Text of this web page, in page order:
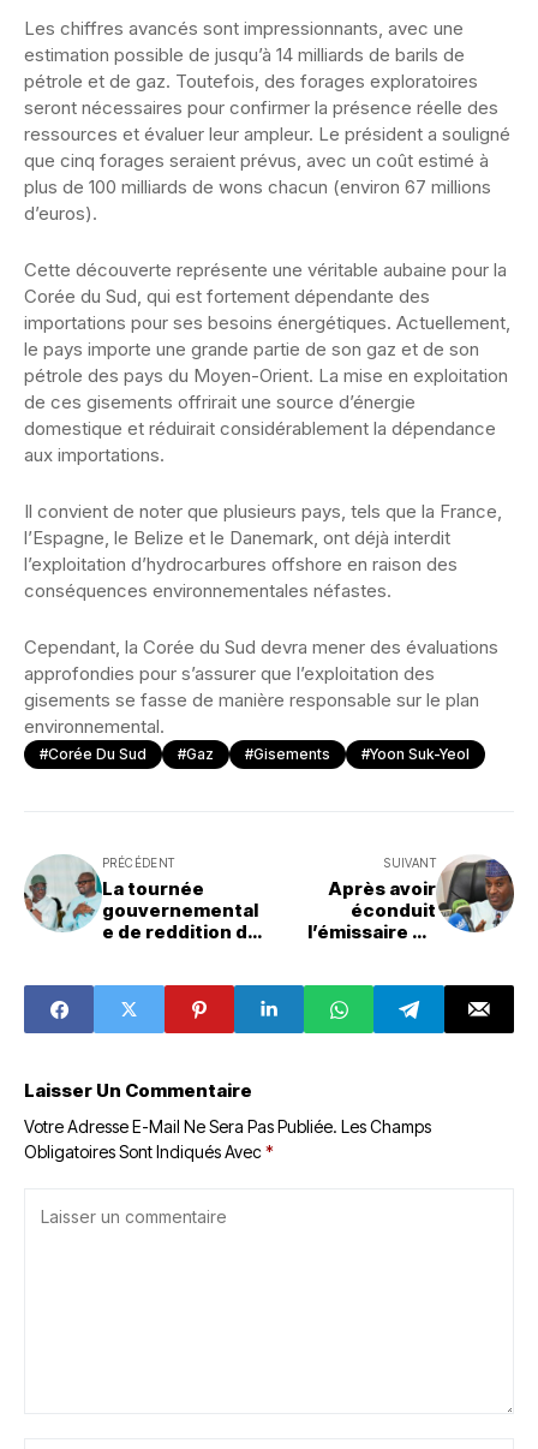
Les chiffres avancés sont impressionnants, avec une
estimation possible de jusqu’à 14 milliards de barils de
pétrole et de gaz. Toutefois, des forages exploratoires
seront nécessaires pour confirmer la présence réelle des
ressources et évaluer leur ampleur. Le président a souligné
que cinq forages seraient prévus, avec un coût estimé à
plus de 100 milliards de wons chacun (environ 67 millions
d’euros).
Cette découverte représente une véritable aubaine pour la
Corée du Sud, qui est fortement dépendante des
importations pour ses besoins énergétiques. Actuellement,
le pays importe une grande partie de son gaz et de son
pétrole des pays du Moyen-Orient. La mise en exploitation
de ces gisements offrirait une source d’énergie
domestique et réduirait considérablement la dépendance
aux importations.
Il convient de noter que plusieurs pays, tels que la France,
l’Espagne, le Belize et le Danemark, ont déjà interdit
l’exploitation d’hydrocarbures offshore en raison des
conséquences environnementales néfastes.
Cependant, la Corée du Sud devra mener des évaluations
approfondies pour s’assurer que l’exploitation des
gisements se fasse de manière responsable sur le plan
environnemental.
#Corée Du Sud #Gaz #Gisements #Yoon Suk-Yeol
PRÉCÉDENT
La tournée
gouvernemental
e de reddition de
fait carton plein
SUIVANT
Après avoir
éconduit
l’émissaire de
réfugie dans le
tout sécuritaire
Laisser Un Commentaire
Votre Adresse E-Mail Ne Sera Pas Publiée. Les Champs
Obligatoires Sont Indiqués Avec*